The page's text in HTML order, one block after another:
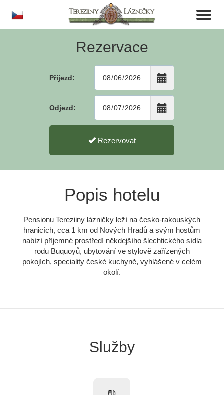
Toggle
Rezervace
Příjezd:
Odjezd:
Rezervovat
Popis hotelu
Pensionu Tereziiny lázničky leží na česko-rakouských
hranicích, cca 1 km od Nových Hradů a svým hostům
nabízí příjemné prostředí někdejšího šlechtického sídla
rodu Buquoyů, ubytování ve stylově zařízených
pokojích, speciality české kuchyně, vyhlášené v celém
okolí.
Služby